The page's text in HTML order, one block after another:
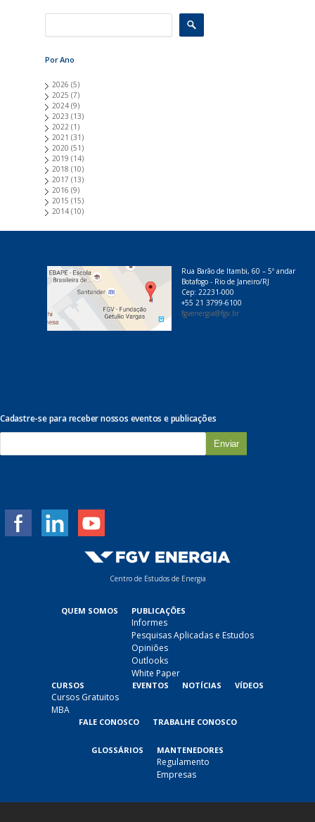
Por Ano
2026 (5)
2025 (7)
2024 (9)
2023 (13)
2022 (1)
2021 (31)
2020 (51)
2019 (14)
2018 (10)
2017 (13)
2016 (9)
2015 (15)
2014 (10)
Rua Barão de Itambi, 60 – 5º andar
Botafogo - Rio de Janeiro/RJ
Cep: 22231-000
+55 21 3799-6100
fgvenergia@fgv.br
Cadastre-se para receber nossos eventos e publicações
m
Centro de Estudos de Energia
QUEM SOMOS PUBLICAÇÕES
Informes
Pesquisas Aplicadas e Estudos
Opiniões
Outlooks
White Paper
CURSOS
Cursos Gratuitos
MBA
EVENTOS NOTÍCIAS VÍDEOS
FALE CONOSCO TRABALHE CONOSCO
GLOSSÁRIOS MANTENEDORES
Regulamento
Empresas